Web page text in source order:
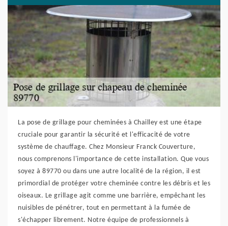
La pose de grillage pour cheminées à Chailley est une étape
cruciale pour garantir la sécurité et l'efficacité de votre
système de chauffage. Chez Monsieur Franck Couverture,
nous comprenons l'importance de cette installation. Que vous
soyez à 89770 ou dans une autre localité de la région, il est
primordial de protéger votre cheminée contre les débris et les
oiseaux. Le grillage agit comme une barrière, empêchant les
nuisibles de pénétrer, tout en permettant à la fumée de
s'échapper librement. Notre équipe de professionnels à